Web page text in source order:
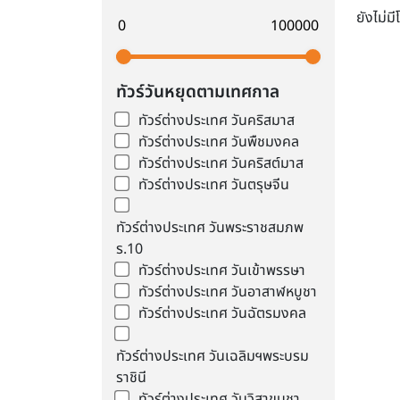
ทัวร์วันหยุดตามเทศกาล
ทัวร์ต่างประเทศ วันคริสมาส
ทัวร์ต่างประเทศ วันพืชมงคล
ทัวร์ต่างประเทศ วันคริสต์มาส
ทัวร์ต่างประเทศ วันตรุษจีน
ทัวร์ต่างประเทศ วันพระราชสมภพ
ร.10
ทัวร์ต่างประเทศ วันเข้าพรรษา
ทัวร์ต่างประเทศ วันอาสาฬหบูชา
ทัวร์ต่างประเทศ วันฉัตรมงคล
ทัวร์ต่างประเทศ วันเฉลิมฯพระบรม
ราชินี
ยังไม่